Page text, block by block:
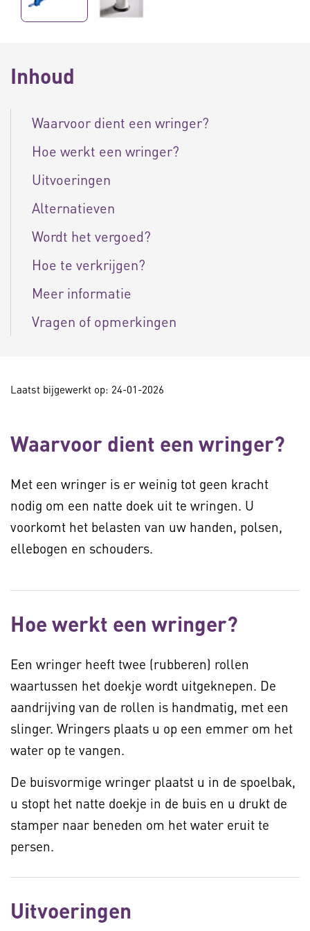
Inhoud
Waarvoor dient een wringer?
Hoe werkt een wringer?
Uitvoeringen
Alternatieven
Wordt het vergoed?
Hoe te verkrijgen?
Meer informatie
Vragen of opmerkingen
Laatst bijgewerkt op: 24-01-2026
Waarvoor dient een wringer?
Met een wringer is er weinig tot geen kracht
nodig om een natte doek uit te wringen. U
voorkomt het belasten van uw handen, polsen,
ellebogen en schouders.
Hoe werkt een wringer?
Een wringer heeft twee (rubberen) rollen
waartussen het doekje wordt uitgeknepen. De
aandrijving van de rollen is handmatig, met een
slinger. Wringers plaats u op een emmer om het
water op te vangen.
De buisvormige wringer plaatst u in de spoelbak,
u stopt het natte doekje in de buis en u drukt de
stamper naar beneden om het water eruit te
persen.
Uitvoeringen